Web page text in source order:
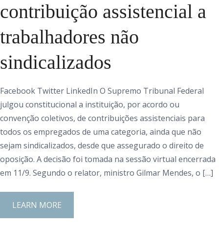
contribuição assistencial a
trabalhadores não
sindicalizados
Facebook Twitter LinkedIn O Supremo Tribunal Federal
julgou constitucional a instituição, por acordo ou
convenção coletivos, de contribuições assistenciais para
todos os empregados de uma categoria, ainda que não
sejam sindicalizados, desde que assegurado o direito de
oposição. A decisão foi tomada na sessão virtual encerrada
em 11/9. Segundo o relator, ministro Gilmar Mendes, o […]
LEARN MORE